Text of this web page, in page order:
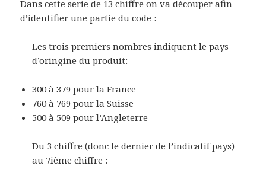
Dans cette serie de 13 chiffre on va découper afin
d’identifier une partie du code :
Les trois premiers nombres indiquent le pays
d’oringine du produit:
300 à 379 pour la France
760 à 769 pour la Suisse
500 à 509 pour l’Angleterre
Du 3 chiffre (donc le dernier de l’indicatif pays)
au 7ième chiffre :